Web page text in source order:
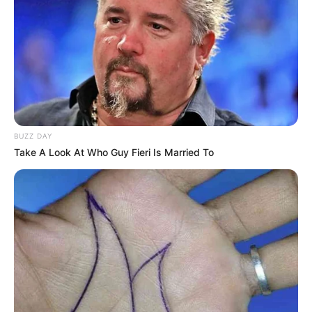
POLICÍA METROPOLITANA DE BUCARAMANGA
BUCARAMANGA
MANTÉNGASE EN ALERTA
Tenemos todas las noticias que le
interesan. Para estar bien informado, por
ACTIVAR AHORA
TEMAS DESTACADOS
CIERRES VIALES EN BUCARAMANGA
TRANSVERSAL DEL CARARE
BUZZ DAY
Take A Look At Who Guy Fieri Is Married To